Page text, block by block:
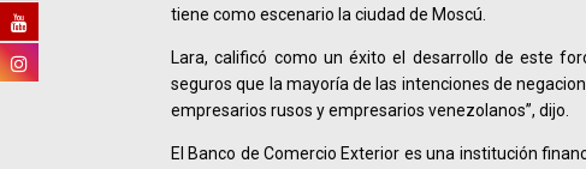
tiene como escenario la ciudad de Moscú.
Lara, calificó como un éxito el desarrollo de este
seguros que la mayoría de las intenciones de
empresarios rusos y empresarios venezolanos”, dijo.
El Banco de Comercio Exterior es una institución